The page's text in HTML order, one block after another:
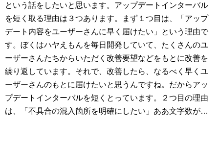
という話をしたいと思います。アップデートインターバル
を短く取る理由は３つあります。まず１つ目は、「アップ
デート内容をユーザーさんに早く届けたい」という理由で
す。ぼくはハヤえもんを毎日開発していて、たくさんのユ
ーザーさんたちからいただく改善要望などをもとに改善を
繰り返しています。それで、改善したら、なるべく早くユ
ーザーさんのもとに届けたいと思うんですね。だからアッ
プデートインターバルを短くとっています。２つ目の理由
は、「不具合の混入箇所を明確にしたい」ああ文字数が…